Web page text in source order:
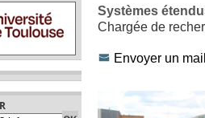
Systèmes
Chargée de
Envoyer un mail